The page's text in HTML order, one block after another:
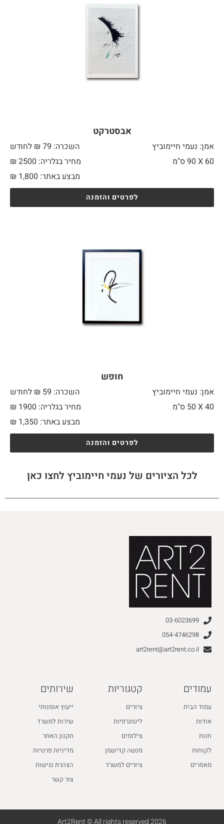
אבסטרקט
אמן: נעמי חיימוביץ
השכרה: 79 ₪ לחודש
60 X
מחיר בגלריה: 2500 ₪
מבצע באתר:
₪ 1,800
לפרטים והזמנה
חופש
אמן: נעמי חיימוביץ
השכרה: 59 ₪ לחודש
40 X
מחיר בגלריה: 1900 ₪
מבצע באתר:
₪ 1,350
לפרטים והזמנה
לכל הציורים של נעמי חיימוביץ לחצו כאן
03-6023699
054-4746298
art2rent@art2rent.co.il
עמודים
עמוד הבית
אודות
חנות
לקוחות
מאמרים
קטגוריות
ציורים
ליטוגרפיות
צילומים
מנשה קדישמן
ציורים למשרד
שירותים
ייעוץ אומנותי
שירות למשרד
תקנון האתר
מדיניות פרטיות
הצהרת נגישות
צור קשר
2026 Art2Rent © All rights reserved